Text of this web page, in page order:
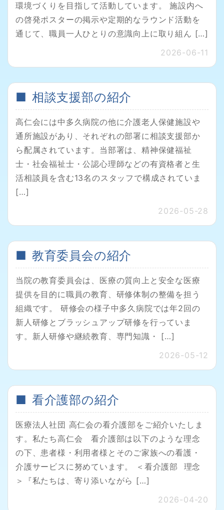
環境づくりを目指して活動しています。 施設内へ
の啓発ポスターの掲示や定期的なラウンド活動を
通じて、職員一人ひとりの意識向上に取り組ん […]
2026-06-11
相談支援部の紹介
高仁会には中多久病院の他に介護老人保健施設や
通所施設があり、それぞれの部署に相談支援部か
ら配属されています。当部署は、精神保健福祉
士・社会福祉士・公認心理師などの有資格者と生
活相談員を含む13名のスタッフで構成されていま
[…]
2026-05-28
教育委員会の紹介
当院の教育委員会は、医療の質向上と安全な医療
提供を目的に職員の教育、研修体制の整備を担う
組織です。 研修会の様子中多久病院では年2回の
新人研修とブラッシュアップ研修を行っていま
す。新人研修や継続教育、専門知識・ […]
2026-05-12
看介護部の紹介
医療法人社団 高仁会の看介護部をご紹介いたしま
す。私たち高仁会 看介護部は以下のような理念
の下、患者様・利用者様とそのご家族への看護・
介護サービスに努めています。 ＜看介護部 理念
＞『私たちは、寄り添いながら […]
2026-04-20